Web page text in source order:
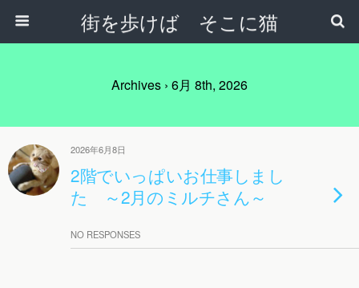
街を歩けば そこに猫
Archives › 6月 8th, 2026
2026年6月8日
2階でいっぱいお仕事しまし
た ～2月のミルチさん～
NO RESPONSES